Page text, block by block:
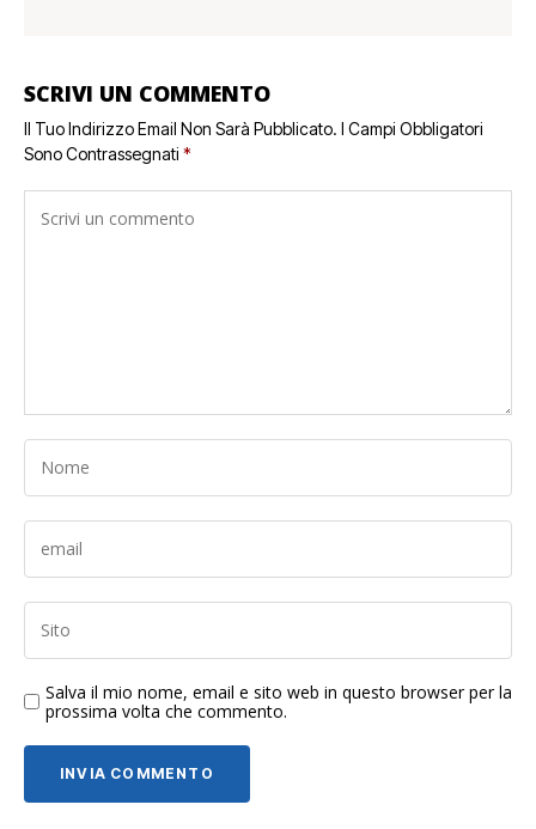
SCRIVI UN COMMENTO
Il Tuo Indirizzo Email Non Sarà Pubblicato. I Campi Obbligatori
Sono Contrassegnati *
Salva il mio nome, email e sito web in questo browser per la
prossima volta che commento.